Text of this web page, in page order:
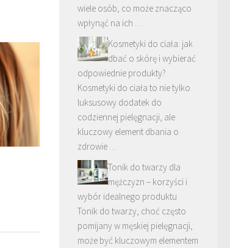
wiele osób, co może znacząco
wpłynąć na ich …
Kosmetyki do ciała: jak
dbać o skórę i wybierać
odpowiednie produkty?
Kosmetyki do ciała to nie tylko
luksusowy dodatek do
codziennej pielęgnacji, ale
kluczowy element dbania o
zdrowie …
Tonik do twarzy dla
mężczyzn – korzyści i
wybór idealnego produktu
Tonik do twarzy, choć często
pomijany w męskiej pielęgnacji,
może być kluczowym elementem